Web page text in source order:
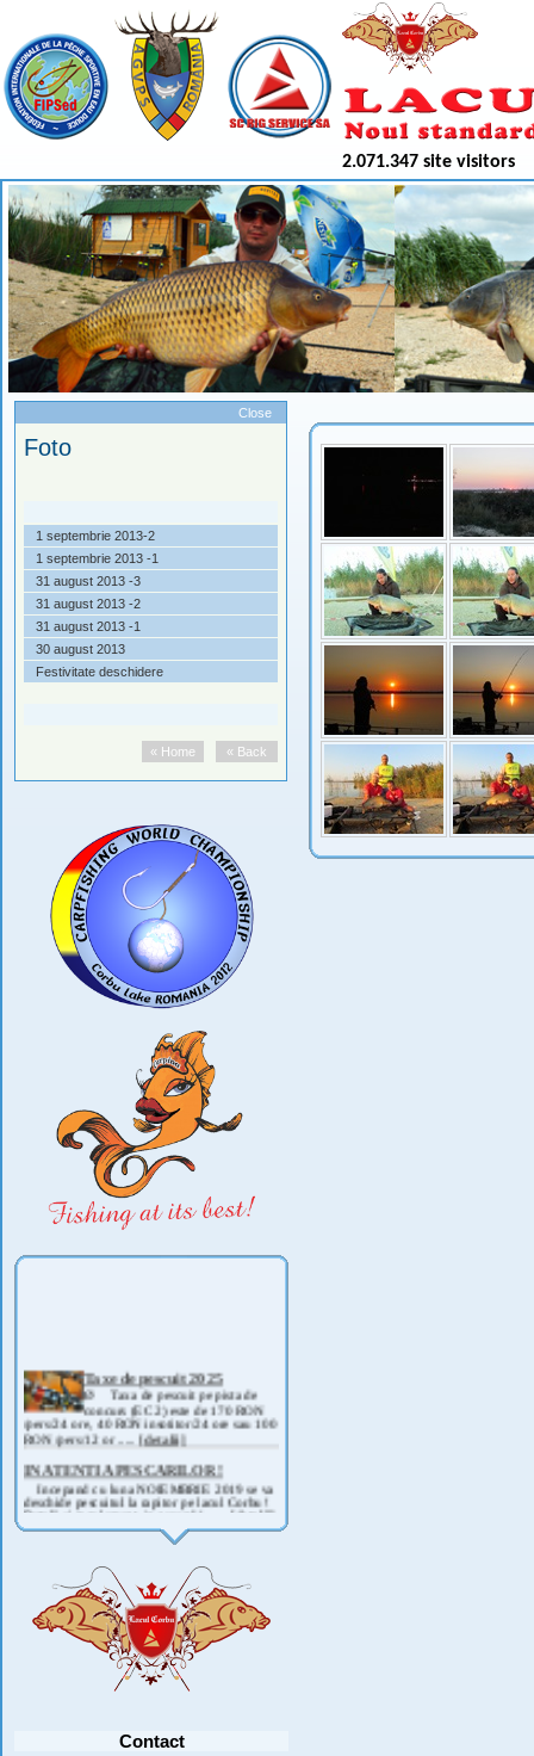
2.071.347 site visitors
Close
Foto
1 septembrie 2013-2
1 septembrie 2013 -1
31 august 2013 -3
31 august 2013 -2
31 august 2013 -1
30 august 2013
Festivitate deschidere
« Back
« Home
Taxe de pescuit 2025
Ø Taxa de pescuit pe pista de
concurs (EC 2) este de 170 RON
/pers/24 ore, 40 RON insotitor/24 ore sau 100
RON /pers/12 or .....[detalii]
Incepand cu luna NOIEMBRIE 2019 se va
deschide pescuitul la rapitor pe lacul Corbu !
Detalii si regulament, in curand ! .....[detalii]
ANUNT IMPORTANT
COVID 19- DIN MOTIVE DE SIGURANTA ,
CAT SI A REGLEMENTARILOR LEGALE ,
PRECUM SI RETRAGEREA UNOR
PARTICIPANTI .....[detalii]
Anunt important
Va anuntam ca editia 30 a concursului de
pescuit CUPA RIG la CRAP din perioada 2-5
septembrie 2021 se reprogrameaza pentru luna
Contact